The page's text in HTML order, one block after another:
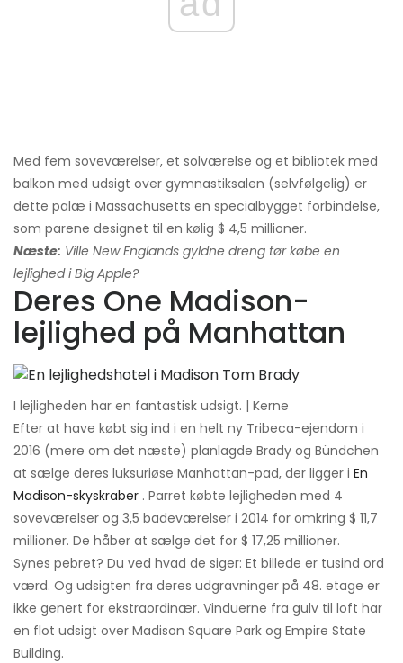
Med fem soveværelser, et solværelse og et bibliotek med
balkon med udsigt over gymnastiksalen (selvfølgelig) er
dette palæ i Massachusetts en specialbygget forbindelse,
som parene designet til en kølig $ 4,5 millioner.
Næste: Ville New Englands gyldne dreng tør købe en
lejlighed i Big Apple?
Deres One Madison-
lejlighed på Manhattan
I lejligheden har en fantastisk udsigt. | Kerne
Efter at have købt sig ind i en helt ny Tribeca-ejendom i
2016 (mere om det næste) planlagde Brady og Bündchen
at sælge deres luksuriøse Manhattan-pad, der ligger i En
Madison-skyskraber . Parret købte lejligheden med 4
soveværelser og 3,5 badeværelser i 2014 for omkring $ 11,7
millioner. De håber at sælge det for $ 17,25 millioner.
Synes pebret? Du ved hvad de siger: Et billede er tusind ord
værd. Og udsigten fra deres udgravninger på 48. etage er
ikke genert for ekstraordinær. Vinduerne fra gulv til loft har
en flot udsigt over Madison Square Park og Empire State
Building.